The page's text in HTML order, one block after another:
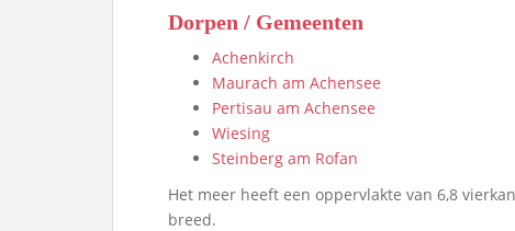
Dorpen / Gemeenten
Achenkirch
Maurach am Achensee
Pertisau am Achensee
Wiesing
Steinberg am Rofan
Het meer heeft een oppervlakte van 6,8
breed.